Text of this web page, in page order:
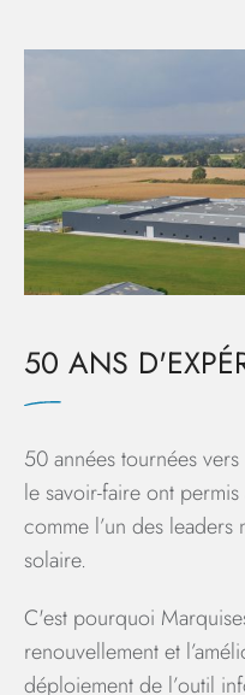
50 ANS
50 années tournées
le savoir-faire ont
comme l’un des
solaire.
C'est pourquoi
renouvellement et
déploiement de l’outil